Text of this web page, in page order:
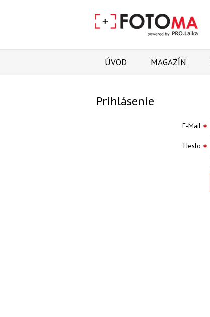
ÚVOD MAGAZÍN
Prihlásenie
E-Mail
Heslo